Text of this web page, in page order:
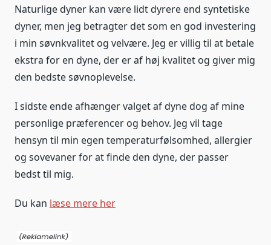
Naturlige dyner kan være lidt dyrere end syntetiske
dyner, men jeg betragter det som en god investering
i min søvnkvalitet og velvære. Jeg er villig til at betale
ekstra for en dyne, der er af høj kvalitet og giver mig
den bedste søvnoplevelse.
I sidste ende afhænger valget af dyne dog af mine
personlige præferencer og behov. Jeg vil tage
hensyn til min egen temperaturfølsomhed, allergier
og sovevaner for at finde den dyne, der passer
bedst til mig.
Du kan læse mere her